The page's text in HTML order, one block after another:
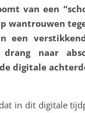
van een
wantrouwen
een
drang naar
digitale
in dit digitale